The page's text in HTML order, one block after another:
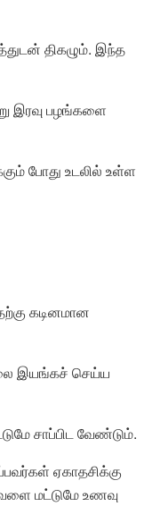
திகழும். இந்த
இரவு பழங்களை
போது உடலில் உள்ள
கடினமான
இயங்கச் செய்ய
சாப்பிட வேண்டும்.
ஏகாதசிக்கு
மட்டுமே உணவு